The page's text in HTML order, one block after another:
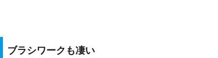
ブラシワークも凄い